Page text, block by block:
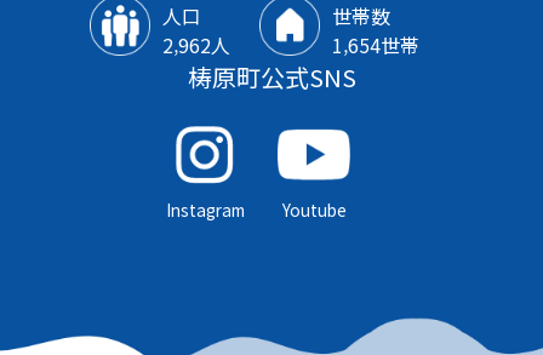
人口
2‚962人
世帯数
1‚654世帯
梼原町公式SNS
Instagram Youtube